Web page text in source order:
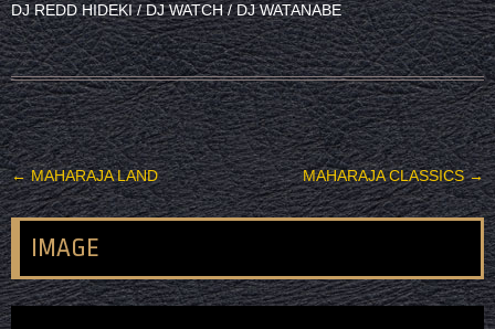
DJ REDD HIDEKI / DJ WATCH / DJ WATANABE
投稿ナビゲーション
←MAHARAJA LAND MAHARAJA CLASSICS→
IMAGE